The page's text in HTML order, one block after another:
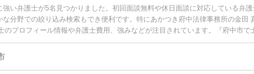
い弁護士が5名見つかりました。初回面談無料や休日面談に対応している弁
分野での絞り込み検索もでき便利です。特にあかつき府中法律事務所の金
のプロフィール情報や弁護士費用、強みなどが注目されています。『府中市
ル解決の実績豊富な近くの弁護士を検索したい』『初回相談無料で相続手